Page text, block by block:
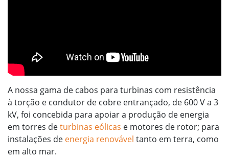
A nossa gama de cabos para turbinas com resistência
à torção e condutor de cobre entrançado, de 600 V a 3
kV, foi concebida para apoiar a produção de energia
em torres deturbinas eólicas e motores de rotor; para
instalações de energia renovável tanto em terra, como
em alto mar.